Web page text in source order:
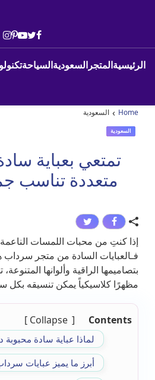
Main Navigation
الرئيسيةالمتجرالسعوديةالسياحة
Home
› السعودية
السعودية
تمتعي بعباية
متعددة تناسب
إذا كنتِ من محبات اللمسات الناعمة
فـالعبايات السادة من متجر سرداب
بتصاميمها الراقية وألوانها
مظهرًا كلاسيكياً يمكن تنسيقه
Contents
Collapse
لماذا عباية سادة محبوبة
أبرز ما يميز عبايات